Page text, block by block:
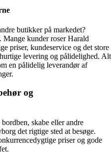
butikker på markedet?
Mange kunder roser Harald
priser, kundeservice og det store
levering og pålidelighed. Alt
en pålidelig leverandør af
og
skabe eller andre
det rigtige sted at besøge.
priser og gode